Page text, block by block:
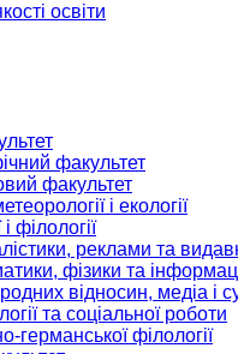
освіти
факультет
факультет
і екології
філології
реклами та
фізики та
відносин, медіа і
та соціальної роботи
германської філології